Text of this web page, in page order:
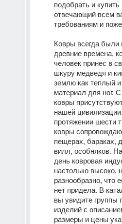
подобрать и купить
отвечающий всем
требованиям и
Ковры всегда
древние времена,
человек принес в
шкуру медведя и
землю как теплый и
материал для ног.
ковры
нашей
протяжении шести
ковры
пещерах, бараках,
вилл, особняков.
день ковровая
настолько высоко,
разнообразно, что
нет придела. В
вы увидите группы
изделий с
размеры и цены